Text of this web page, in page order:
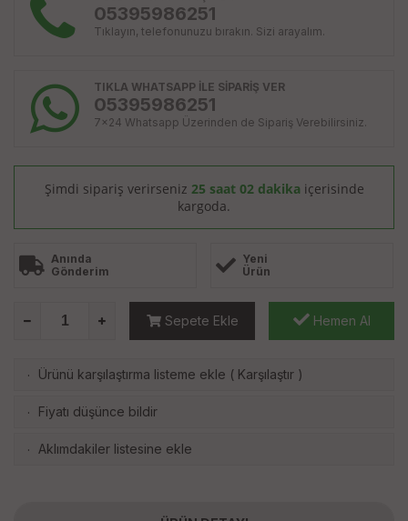
05395986251
Tıklayın, telefonunuzu bırakın. Sizi arayalım.
TIKLA WHATSAPP İLE SİPARİŞ VER
05395986251
7x24 Whatsapp Üzerinden de Sipariş Verebilirsiniz.
Şimdi sipariş verirseniz 25 saat 02 dakika içerisinde
kargoda.
Anında
Gönderim
Yeni
Ürün
Sepete Ekle Hemen Al
· Ürünü karşılaştırma listeme ekle ( Karşılaştır )
· Fiyatı düşünce bildir
· Aklımdakiler listesine ekle